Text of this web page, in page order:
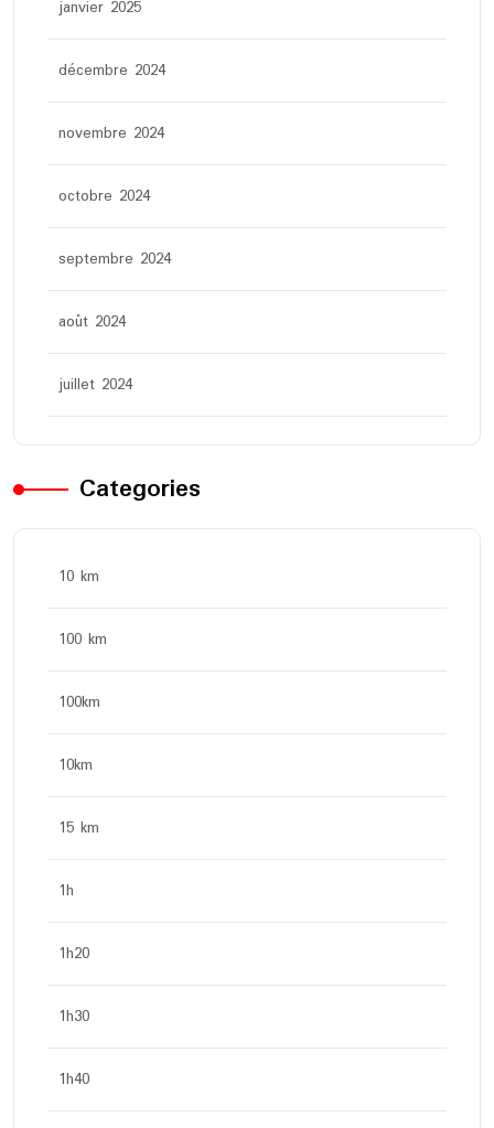
janvier 2025
décembre 2024
novembre 2024
octobre 2024
septembre 2024
août 2024
juillet 2024
Categories
10 km
100 km
100km
10km
15 km
1h
1h20
1h30
1h40